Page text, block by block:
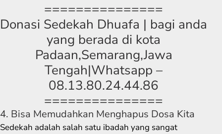
===============
Donasi Sedekah Dhuafa | bagi anda
yang berada di kota
Padaan,Semarang,Jawa
Tengah|Whatsapp –
08.13.80.24.44.86
===============
4. Bisa Memudahkan Menghapus Dosa Kita
Sedekah adalah salah satu ibadah yang sangat